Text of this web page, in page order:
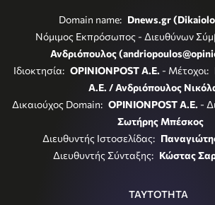
Domain name: Dnews.gr
Νόμιμος Εκπρόσωπος - Διευθύνων
Ανδριόπουλος
Ιδιοκτησία: OPINIONPOST A.E. - Μέτοχοι:
Α.Ε. / Ανδριόπουλος
Δικαιούχος Domain: OPINIONPOST A.E. -
Σωτήρης Μπέσκος
Διευθυντής Ιστοσελίδας:
Διευθυντής Σύνταξης: Κώστας
ΤΑΥΤΟΤΗΤΑ